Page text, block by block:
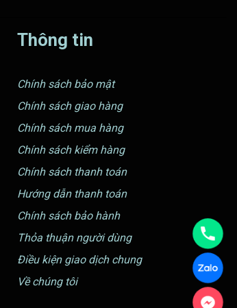
Thông tin
Chính sách bảo mật
Chính sách giao hàng
Chính sách mua hàng
Chính sách kiểm hàng
Chính sách thanh toán
Hướng dẫn thanh toán
Chính sách bảo hành
Thỏa thuận người dùng
Điều kiện giao dịch chung
Về chúng tôi